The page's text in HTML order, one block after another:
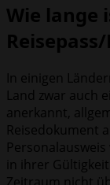
Wie lange
In einigen
Land zwar auch
anerkannt,
Reisedokument
in ihrer